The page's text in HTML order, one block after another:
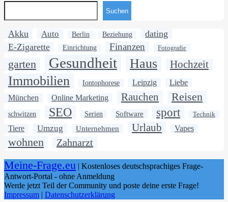
Suchen
Akku Auto Berlin Beziehung
dating
E-Zigarette
Einrichtung Finanzen Fotografie
garten Gesundheit Haus Hochzeit
Immobilien Iontophorese Leipzig Liebe
München Online Marketing Rauchen Reisen
schwitzen SEO Serien Software sport Technik
Tiere Umzug Unternehmen Urlaub Vapes
wohnen Zahnarzt
Meine-Frage.eu | Kostenloses deutschsprachiges Frage-
Antwort-Portal - ohne Anmeldung
Werde jetzt Teil der Community und poste deine erste Frage!
Impressum
Datenschutzerklärung